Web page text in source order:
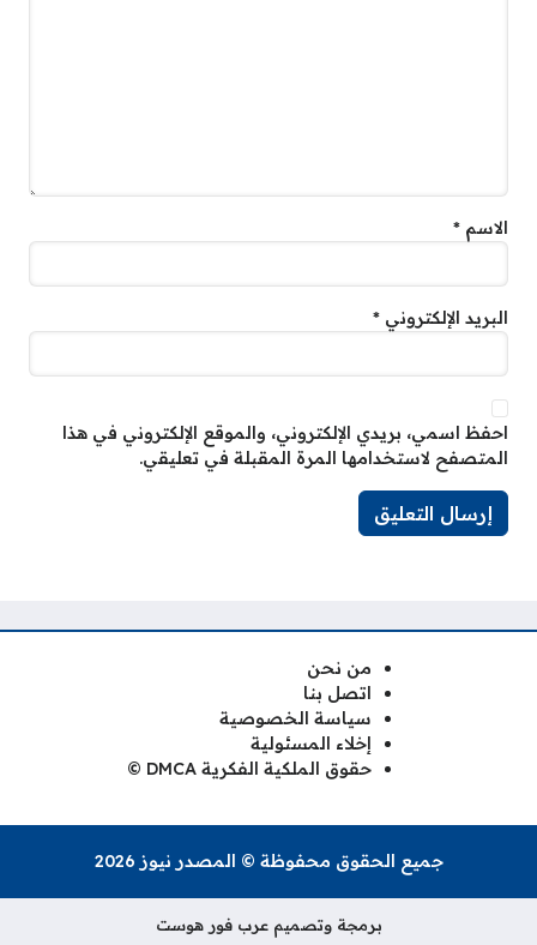
الاسم *
البريد الإلكتروني *
احفظ اسمي، بريدي الإلكتروني، والموقع الإلكتروني في هذا
المتصفح لاستخدامها المرة المقبلة في تعليقي.
من نحن
اتصل بنا
سياسة الخصوصية
إخلاء المسئولية
حقوق الملكية الفكرية DMCA ©
جميع الحقوق محفوظة © المصدر نيوز 2026
برمجة وتصميم عرب فور هوست